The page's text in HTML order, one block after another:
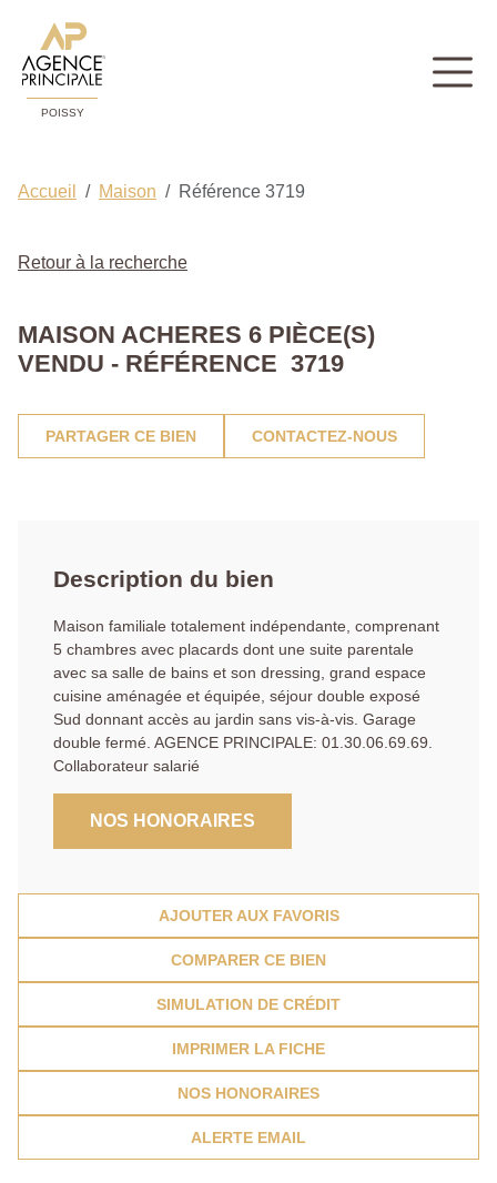
POISSY
Accueil Maison Référence 3719
Retour à la recherche
MAISON ACHERES 6 PIÈCE(S)
VENDU - RÉFÉRENCE 3719
PARTAGER CE BIEN CONTACTEZ-NOUS
Description du bien
Maison familiale totalement indépendante, comprenant
5 chambres avec placards dont une suite parentale
avec sa salle de bains et son dressing, grand espace
cuisine aménagée et équipée, séjour double exposé
Sud donnant accès au jardin sans vis-à-vis. Garage
double fermé. AGENCE PRINCIPALE: 01.30.06.69.69.
Collaborateur salarié
NOS HONORAIRES
AJOUTER AUX FAVORIS
COMPARER CE BIEN
SIMULATION DE CRÉDIT
IMPRIMER LA FICHE
NOS HONORAIRES
ALERTE EMAIL